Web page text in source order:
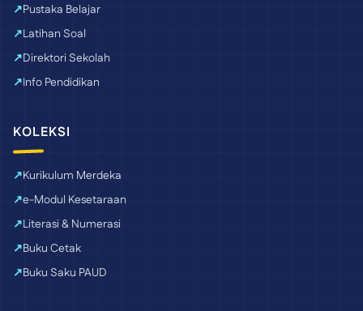
Pustaka Belajar
Latihan Soal
Direktori Sekolah
Info Pendidikan
KOLEKSI
Kurikulum Merdeka
e-Modul Kesetaraan
Literasi & Numerasi
Buku Cetak
Buku Saku PAUD